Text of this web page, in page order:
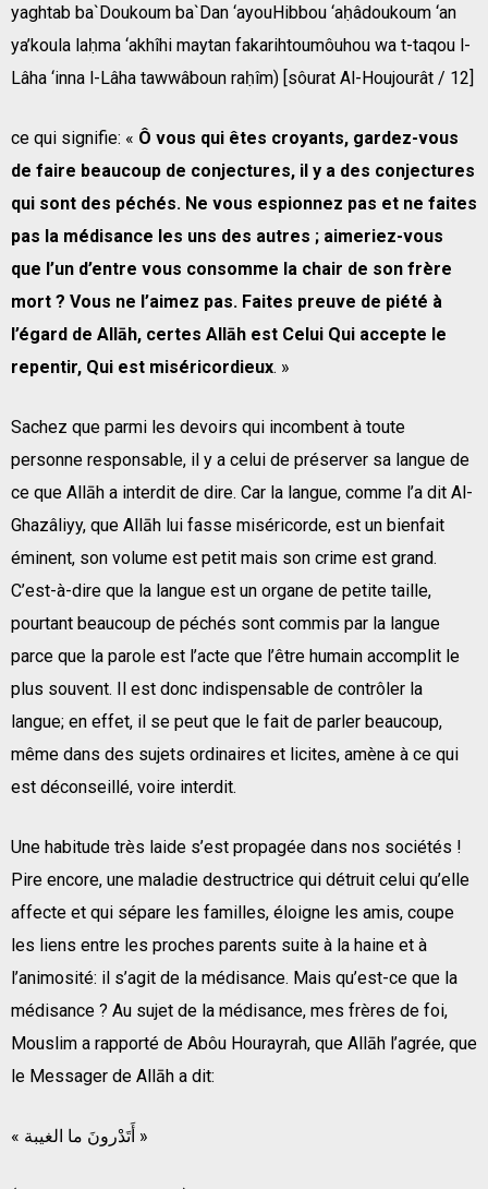
yaghtab ba`Doukoum ba`Dan ‘ayouHibbou ‘aḥâdoukoum ‘an
ya’koula laḥma ‘akhîhi maytan fakarihtoumôuhou wa t-taqou l-
Lâha ‘inna l-Lâha tawwâboun raḥîm) [sôurat Al-Houjourât / 12]
ce qui signifie: « Ô vous qui êtes croyants, gardez-vous
de faire beaucoup de conjectures, il y a des conjectures
qui sont des péchés. Ne vous espionnez pas et ne faites
pas la médisance les uns des autres ; aimeriez-vous
que l’un d’entre vous consomme la chair de son frère
mort ? Vous ne l’aimez pas. Faites preuve de piété à
l’égard de Allāh, certes Allāh est Celui Qui accepte le
repentir, Qui est miséricordieux. »
Sachez que parmi les devoirs qui incombent à toute
personne responsable, il y a celui de préserver sa langue de
ce que Allāh a interdit de dire. Car la langue, comme l’a dit Al-
Ghazâliyy, que Allāh lui fasse miséricorde, est un bienfait
éminent, son volume est petit mais son crime est grand.
C’est-à-dire que la langue est un organe de petite taille,
pourtant beaucoup de péchés sont commis par la langue
parce que la parole est l’acte que l’être humain accomplit le
plus souvent. Il est donc indispensable de contrôler la
langue; en effet, il se peut que le fait de parler beaucoup,
même dans des sujets ordinaires et licites, amène à ce qui
est déconseillé, voire interdit.
Une habitude très laide s’est propagée dans nos sociétés !
Pire encore, une maladie destructrice qui détruit celui qu’elle
affecte et qui sépare les familles, éloigne les amis, coupe
les liens entre les proches parents suite à la haine et à
l’animosité: il s’agit de la médisance. Mais qu’est-ce que la
médisance ? Au sujet de la médisance, mes frères de foi,
Mouslim a rapporté de Abôu Hourayrah, que Allāh l’agrée, que
le Messager de Allāh a dit:
« أَتَدْرونَ ما الغيبة »